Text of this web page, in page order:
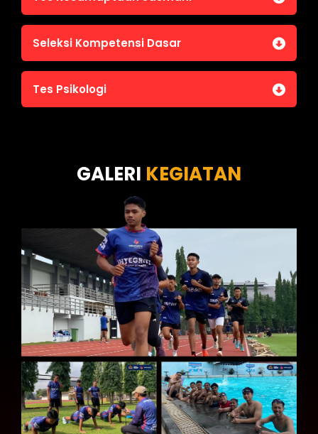
Jasmani A (Lari 12 menit)
Jasmani C (Renang)
Seleksi Kompetensi Dasar
Tes Intelegensi Umum
Tes Psikologi
Tes Kepribadian
GALERI KEGIATAN